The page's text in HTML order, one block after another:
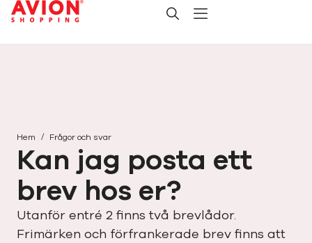
Hem / Frågor och svar
Kan jag posta ett
brev hos er?
Utanför entré 2 finns två brevlådor.
Frimärken och förfrankerade brev finns att